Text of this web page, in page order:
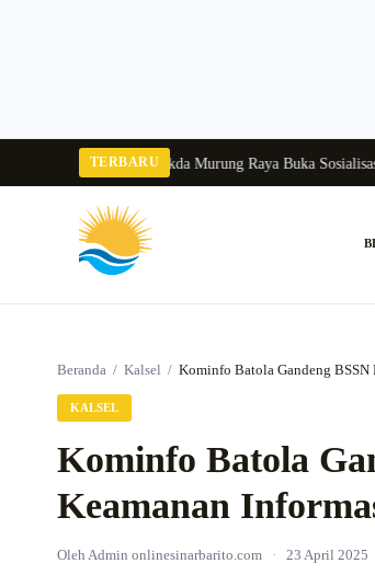
TERBARU
Balang 2026Pj Sekda Murung Raya Buka Sosialisasi
Beranda / Kalsel / Kominfo Batola Gandeng BSSN
KALSEL
Kominfo Batola
Keamanan
Oleh Admin onlinesinarbarito.com · 23 April 2025